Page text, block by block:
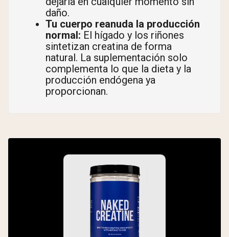
daño.
Tu cuerpo reanuda la producción
normal: El hígado y los riñones
sintetizan creatina de forma
natural. La suplementación solo
complementa lo que la dieta y la
producción endógena ya
proporcionan.